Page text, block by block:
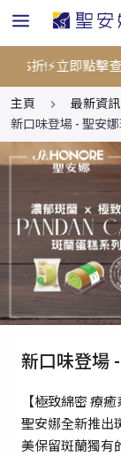
75折!⚡立即點擊
主頁
最新資訊
新口味登場 - 聖安
新口味登場
【極致綿密 療
聖安娜全新推出
美保留斑蘭獨有